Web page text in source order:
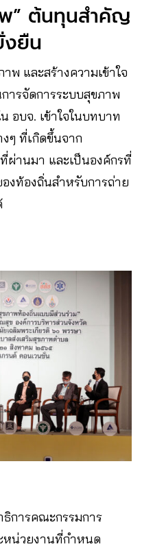
” ต้นทุนสำคัญ
งยืน
พ และสร้างความเข้าใจ
ารจัดการระบบสุขภาพ
อบจ. เข้าใจในบทบาท
ๆ ที่เกิดขึ้นจาก
ผ่านมา และเป็นองค์กรที่
งท้องถิ่นสำหรับการถ่าย
ธิการคณะกรรมการ
น่วยงานที่กำหนด